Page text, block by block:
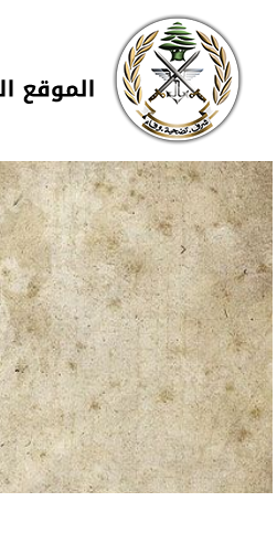
تجاوز إلى المحتوى الرئيسي
Skip to navigation